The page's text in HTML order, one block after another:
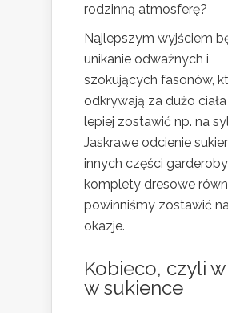
rodzinną atmosferę?
Najlepszym wyjściem
unikanie odważnych i
szokujących fasonów,
odkrywają za dużo
lepiej zostawić np. na
Jaskrawe odcienie
innych części
komplety dresowe
powinniśmy zostawić
okazje.
Kobieco, czyli
w sukience